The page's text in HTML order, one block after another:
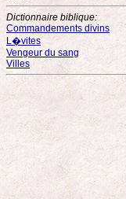
Dictionnaire biblique:
Commandements divins
L�vites
Vengeur du sang
Villes